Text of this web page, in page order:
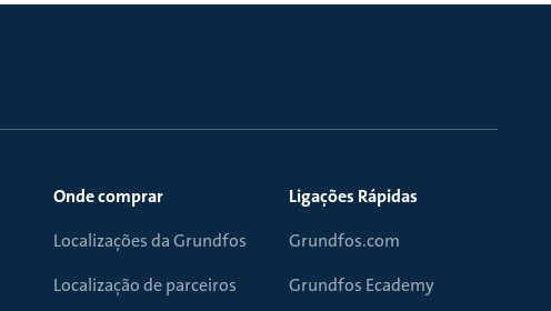
Onde comprar
Localizações da Grundfos
Localização de parceiros
Ligações Rápidas
Grundfos.com
Grundfos Ecademy